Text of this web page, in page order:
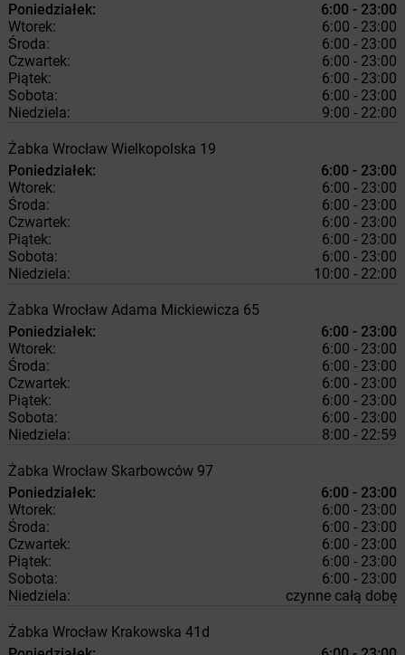
Poniedziałek:
6:00 - 23:00
Wtorek:
6:00 - 23:00
Środa:
6:00 - 23:00
Czwartek:
6:00 - 23:00
Piątek:
6:00 - 23:00
Sobota:
6:00 - 23:00
Niedziela:
9:00 - 22:00
Żabka Wrocław Wielkopolska 19
Poniedziałek:
6:00 - 23:00
Wtorek:
6:00 - 23:00
Środa:
6:00 - 23:00
Czwartek:
6:00 - 23:00
Piątek:
6:00 - 23:00
Sobota:
6:00 - 23:00
Niedziela:
10:00 - 22:00
Żabka Wrocław Adama Mickiewicza 65
Poniedziałek:
6:00 - 23:00
Wtorek:
6:00 - 23:00
Środa:
6:00 - 23:00
Czwartek:
6:00 - 23:00
Piątek:
6:00 - 23:00
Sobota:
6:00 - 23:00
Niedziela:
8:00 - 22:59
Żabka Wrocław Skarbowców 97
Poniedziałek:
6:00 - 23:00
Wtorek:
6:00 - 23:00
Środa:
6:00 - 23:00
Czwartek:
6:00 - 23:00
Piątek:
6:00 - 23:00
Sobota:
6:00 - 23:00
Niedziela:
czynne całą dobę
Żabka Wrocław Krakowska 41d